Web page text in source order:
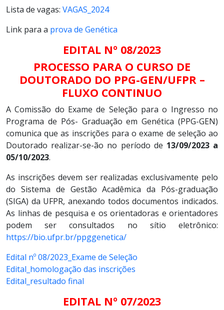
Lista de vagas: VAGAS_2024
Link para a prova de Genética
EDITAL Nº 08/2023
PROCESSO PARA O CURSO DE
DOUTORADO DO PPG-GEN/UFPR –
FLUXO CONTINUO
A Comissão do Exame de Seleção para o Ingresso no
Programa de Pós- Graduação em Genética (PPG-GEN)
comunica que as inscrições para o exame de seleção ao
Doutorado realizar-se-ão no período de 13/09/2023 a
05/10/2023.
As inscrições devem ser realizadas exclusivamente pelo
do Sistema de Gestão Acadêmica da Pós-graduação
(SIGA) da UFPR, anexando todos documentos indicados.
As linhas de pesquisa e os orientadoras e orientadores
podem ser consultados no sítio eletrônico:
https://bio.ufpr.br/ppggenetica/
Edital nº 08/2023_Exame de Seleção
Edital_homologação das inscrições
Edital_resultado final
EDITAL Nº 07/2023